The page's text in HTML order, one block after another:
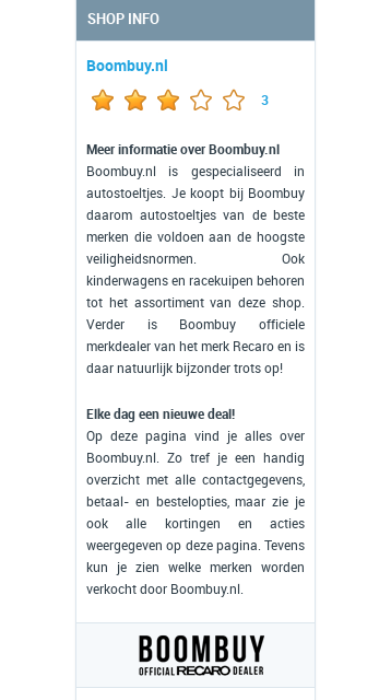
SHOP INFO
Boombuy.nl
3
Meer informatie over Boombuy.nl
Boombuy.nl is gespecialiseerd in
autostoeltjes. Je koopt bij Boombuy
daarom autostoeltjes van de beste
merken die voldoen aan de hoogste
veiligheidsnormen. Ook
kinderwagens en racekuipen behoren
tot het assortiment van deze shop.
Verder is Boombuy officiele
merkdealer van het merk Recaro en is
daar natuurlijk bijzonder trots op!
Elke dag een nieuwe deal!
Op deze pagina vind je alles over
Boombuy.nl. Zo tref je een handig
overzicht met alle contactgegevens,
betaal- en bestelopties, maar zie je
ook alle kortingen en acties
weergegeven op deze pagina. Tevens
kun je zien welke merken worden
verkocht door Boombuy.nl.